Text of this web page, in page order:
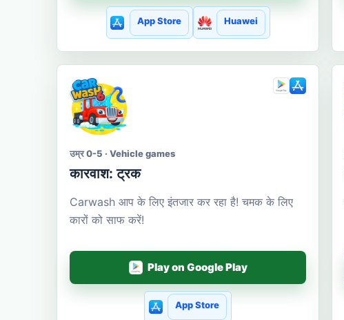
App Store Huawei
उम्र 0-5 · Vehicle games
कारवाश: ट्रक
Carwash आप के लिए इंतजार कर रहा है! चमक के लिए
कारों को साफ करें!
Play on Google Play
App Store